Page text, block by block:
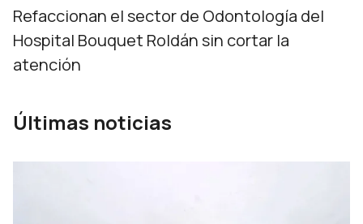
Refaccionan el sector de Odontología del
Hospital Bouquet Roldán sin cortar la
atención
Últimas noticias